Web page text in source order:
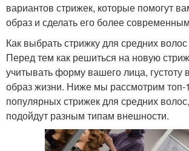
вариантов стрижек, которые помогут
образ и сделать его более
Как выбрать стрижку для средних волос
Перед тем как решиться на новую
учитывать форму вашего лица, густоту
образ жизни. Ниже мы рассмотрим
популярных стрижек для средних
подойдут разным типам внешности.